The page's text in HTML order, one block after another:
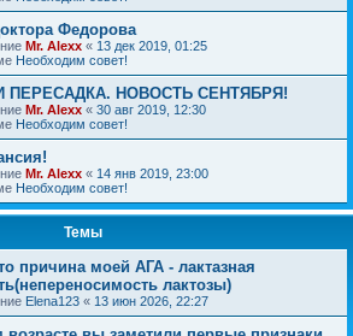
Федорова
Mr. Alexx « 13 дек 2019, 01:25
Необходим совет!
ПЕРЕСАДКА. НОВОСТЬ СЕНТЯБРЯ!
Mr. Alexx « 30 авг 2019, 12:30
Необходим совет!
Mr. Alexx « 14 янв 2019, 23:00
Необходим совет!
Темы
причина моей АГА - лактазная
лактозы)
Elena123 « 13 июн 2026, 22:27